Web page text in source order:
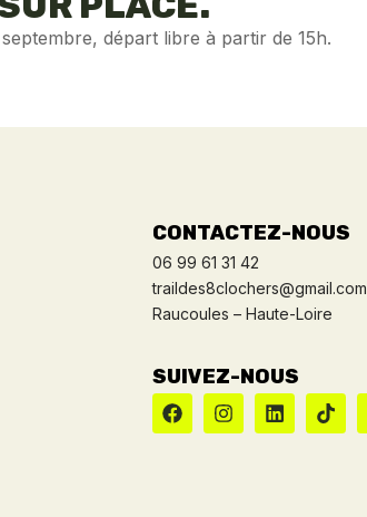
départ libre à partir de 15h.
CONTACTEZ-NOUS
06 99 61 31 42
traildes8clochers@gmail.com
Raucoules – Haute-Loire
SUIVEZ-NOUS